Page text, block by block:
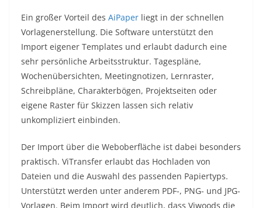
Ein großer Vorteil des AiPaper liegt in der schnellen
Vorlagenerstellung. Die Software unterstützt den
Import eigener Templates und erlaubt dadurch eine
sehr persönliche Arbeitsstruktur. Tagespläne,
Wochenübersichten, Meetingnotizen, Lernraster,
Schreibpläne, Charakterbögen, Projektseiten oder
eigene Raster für Skizzen lassen sich relativ
unkompliziert einbinden.
Der Import über die Weboberfläche ist dabei besonders
praktisch. ViTransfer erlaubt das Hochladen von
Dateien und die Auswahl des passenden Papiertyps.
Unterstützt werden unter anderem PDF-, PNG- und JPG-
Vorlagen. Beim Import wird deutlich, dass Viwoods die